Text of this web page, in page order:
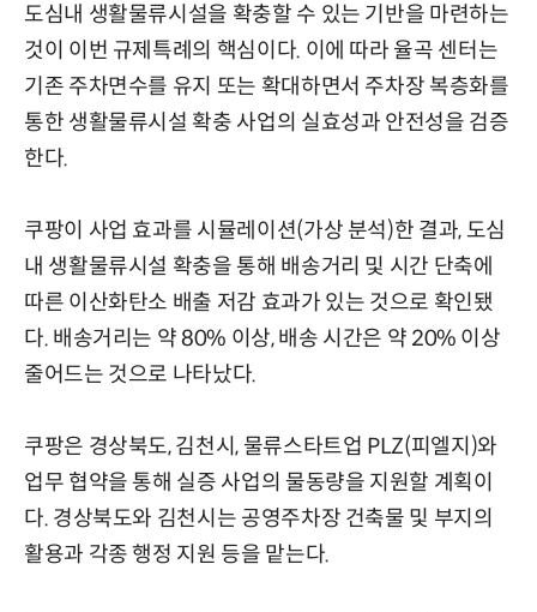
도심내 생활물류시설을 확충할 수 있는 기반을 마련하는
것이 이번 규제특례의 핵심이다. 이에 따라 율곡 센터는
기존 주차면수를 유지 또는 확대하면서 주차장 복층화를
통한 생활물류시설 확충 사업의 실효성과 안전성을 검증
한다.
쿠팡이 사업 효과를 시뮬레이션(가상 분석)한 결과, 도심
내 생활물류시설 확충을 통해 배송거리 및 시간 단축에
따른 이산화탄소 배출 저감 효과가 있는 것으로 확인됐
다. 배송거리는 약 80% 이상, 배송 시간은 약 20% 이상
줄어드는 것으로 나타났다.
쿠팡은 경상북도, 김천시, 물류스타트업 PLZ(피엘지)와
업무 협약을 통해 실증 사업의 물동량을 지원할 계획이
다. 경상북도와 김천시는 공영주차장 건축물 및 부지의
활용과 각종 행정 지원 등을 맡는다.